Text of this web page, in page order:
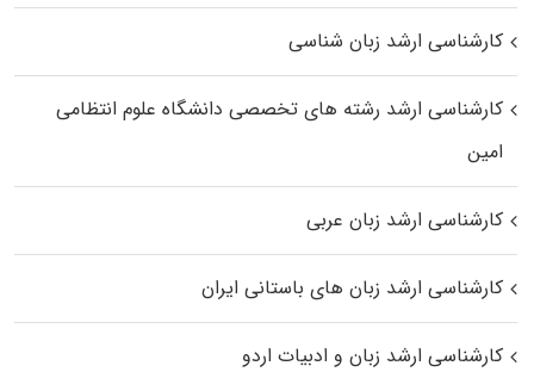
کارشناسی ارشد زبان شناسی
کارشناسی ارشد رﺷﺘﻪ ﻫﺎی تخصصی داﻧﺸﮕﺎه ﻋﻠﻮم انتظامی
اﻣﻴﻦ
کارشناسی ارشد زبان عربی
کارشناسی ارشد زبان‌ های باستانی ایران
کارشناسی ارشد زبان و ادبیات اردو